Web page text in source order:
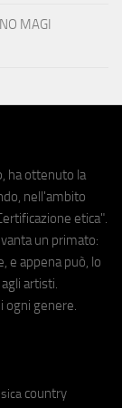
MAGI
ha ottenuto la
nell'ambito
etica".
un primato:
e appena può, lo
artisti.
ogni genere.
country